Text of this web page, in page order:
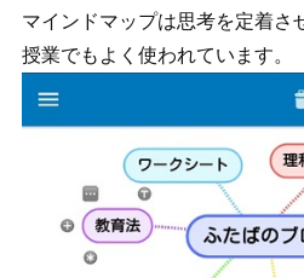
マインドマップは思考を定着さ
授業でもよく使われています。